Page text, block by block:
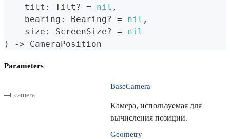
    tilt
: Tilt ? = nil ,
    bearing
: Bearing? = nil ,
    size
: ScreenSize? =
nil
)
-> CameraPosition
Parameters
camera
BaseCamera
Камера, используемая для
вычисления позиции.
Geometry